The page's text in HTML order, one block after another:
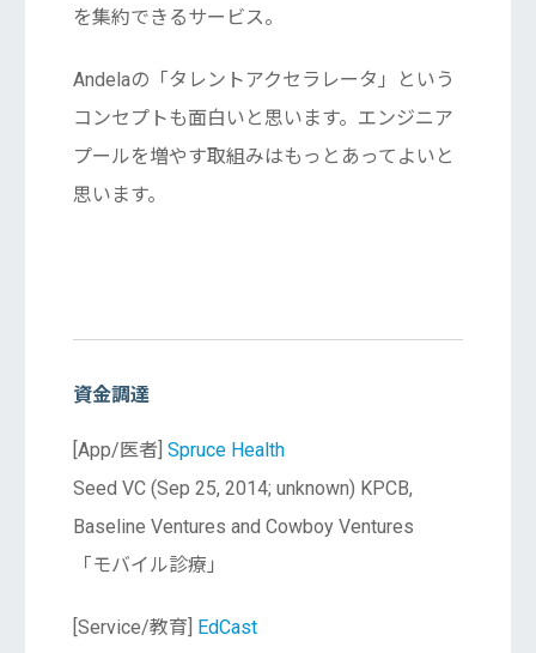
を集約できるサービス。
Andelaの「タレントアクセラレータ」という
コンセプトも面白いと思います。エンジニア
プールを増やす取組みはもっとあってよいと
思います。
資金調達
[App/医者] Spruce Health
Seed VC (Sep 25, 2014; unknown) KPCB,
Baseline Ventures and Cowboy Ventures
「モバイル診療」
[Service/教育]
EdCast